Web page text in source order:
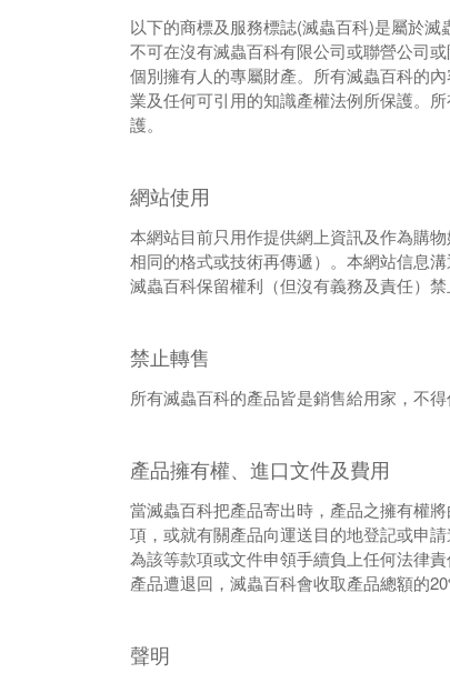
以下的商標及服務標誌(滅蟲百科)是屬於滅
不可在沒有滅蟲百科有限公司或聯營公司
個別擁有人的專屬財產。 所有滅蟲百科的
業及任何可引用的知識產權法例所保護。
護。
網站使用
本網站目前只用作提供網上資訊及作為購
相同的格式或技術再傳遞）。本網站信息
滅蟲百科保留權利（但沒有義務及責任）禁
禁止轉售
所有滅蟲百科的產品皆是銷售給用家，不
產品擁有權、進口文件及費用
當滅蟲百科把產品寄出時，產品之擁有權
項，或就有關產品向運送目的地登記或申
為該等款項或文件申領手續負上任何法律
產品遭退回，滅蟲百科會收取產品總額的
聲明